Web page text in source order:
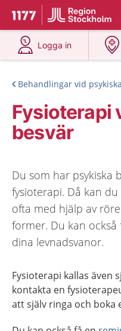
Till startsidan för 1177
Du har valt region
Logga in
på 1177.se
Behandlingar vid
Fysioterapi
besvär
Du som har psykiska
fysioterapi. Då kan
ofta med hjälp av
former. Du kan
dina levnadsvanor.
Fysioterapi kallas även
kontakta en
att själv ringa och boka